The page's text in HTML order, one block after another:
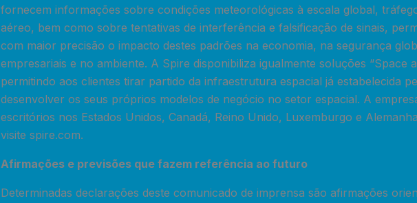
fornecem informações sobre condições meteorológicas à escala global,
aéreo, bem como sobre tentativas de interferência e falsificação de sinais,
com maior precisão o impacto destes padrões na economia, na segurança
empresariais e no ambiente. A Spire disponibiliza igualmente soluções “Space
permitindo aos clientes tirar partido da infraestrutura espacial já estabelecida
desenvolver os seus próprios modelos de negócio no setor espacial. A
escritórios nos Estados Unidos, Canadá, Reino Unido, Luxemburgo e
visite spire.com.
Afirmações e previsões que fazem referência ao futuro
Determinadas declarações deste comunicado de imprensa são afirmações